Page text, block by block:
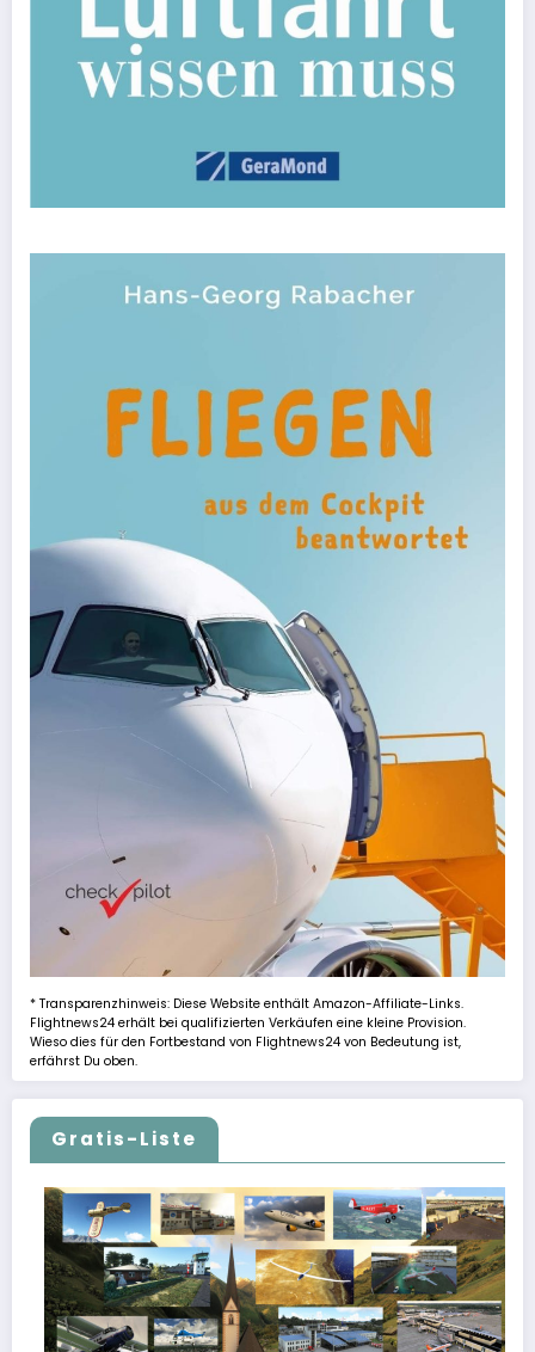
* Transparenzhinweis: Diese Website enthält Amazon-Affiliate-Links.
Flightnews24 erhält bei qualifizierten Verkäufen eine kleine Provision.
Wieso dies für den Fortbestand von Flightnews24 von Bedeutung ist,
erfährst Du oben.
Gratis-Liste